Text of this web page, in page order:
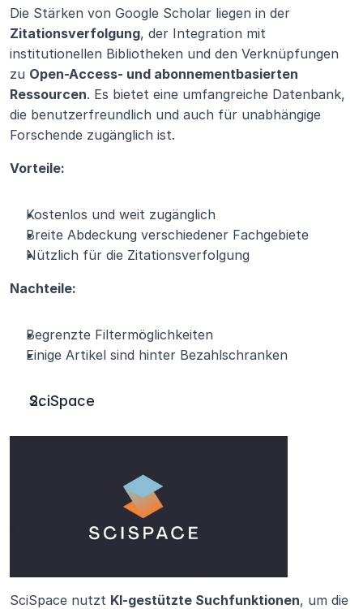
Zitationsverfolgung, der Integration mit
institutionellen Bibliotheken und den Verknüpfungen
zu Open-Access- und abonnementbasierten
Ressourcen. Es bietet eine umfangreiche Datenbank,
die benutzerfreundlich und auch für unabhängige
Forschende zugänglich ist.
Vorteile:
Kostenlos und weit zugänglich
Breite Abdeckung verschiedener Fachgebiete
Nützlich für die Zitationsverfolgung
Nachteile:
Begrenzte Filtermöglichkeiten
Einige Artikel sind hinter Bezahlschranken
SciSpace
SciSpace nutzt KI-gestützte Suchfunktionen, um die